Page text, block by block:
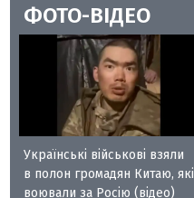
ФОТО-ВІДЕО
Українські військові взяли
в полон громадян Китаю, які
воювали за Росію (відео)